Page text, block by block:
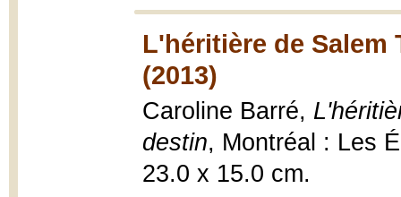
L'héritière de Salem
(2013)
Caroline Barré,
destin, Montréal : Les
23.0 x 15.0 cm.